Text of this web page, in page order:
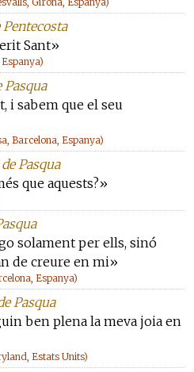
Sant»
i sabem que el seu
Barcelona, Espanya)
Pasqua
que aquests?»
solament per ells, sinó
de creure en mi»
Espanya)
Pasqua
ben plena la meva joia en
Estats Units)